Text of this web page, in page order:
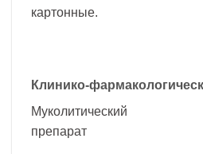
картонные.
Клинико-
Муколитический
препарат